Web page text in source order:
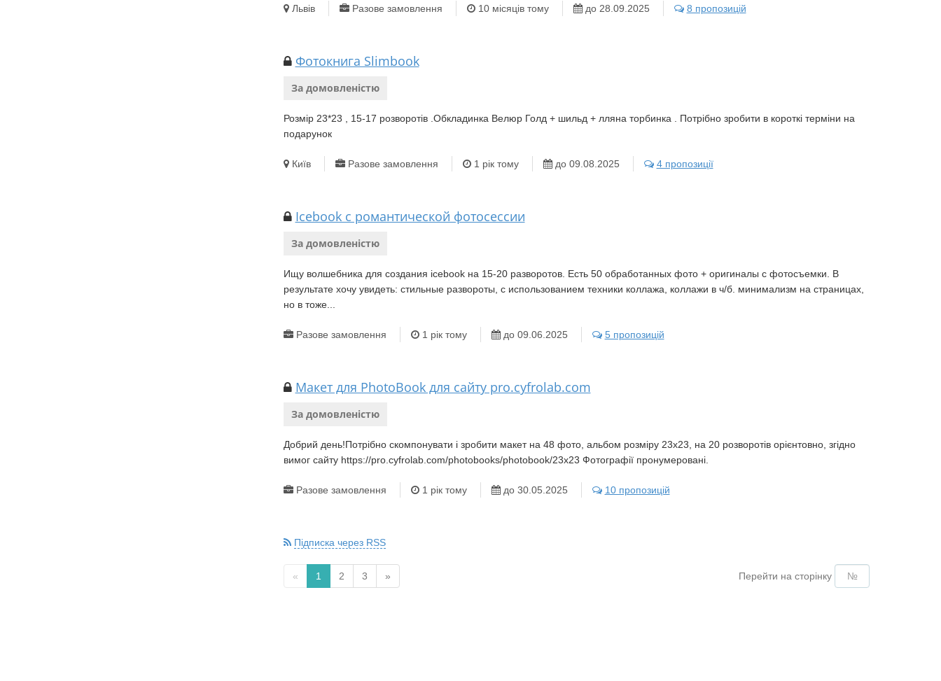
Львів Разове замовлення 10 місяців тому до 28.09.2025 8 пропозицій
Фотокнига Slimbook
За домовленістю
Розмір 23*23 , 15-17 розворотів .Обкладинка Велюр Голд + шильд + лляна торбинка . Потрібно зробити в короткі терміни на
подарунок
Київ Разове замовлення 1 рік тому до 09.08.2025 4 пропозиції
Icebook с романтической фотосессии
За домовленістю
Ищу волшебника для создания icebook на 15-20 разворотов. Есть 50 обработанных фото + оригиналы с фотосъемки. В
результате хочу увидеть: стильные развороты, с использованием техники коллажа, коллажи в ч/б. минимализм на страницах,
но в тоже...
Разове замовлення 1 рік тому до 09.06.2025 5 пропозицій
Макет для PhotoBook для сайту pro.cyfrolab.com
За домовленістю
Добрий день!Потрібно скомпонувати і зробити макет на 48 фото, альбом розміру 23х23, на 20 розворотів орієнтовно, згідно
вимог сайту https://pro.cyfrolab.com/photobooks/photobook/23x23 Фотографії пронумеровані.
Разове замовлення 1 рік тому до 30.05.2025 10 пропозицій
Підписка через RSS
« 1 2 3 » Перейти на сторінку